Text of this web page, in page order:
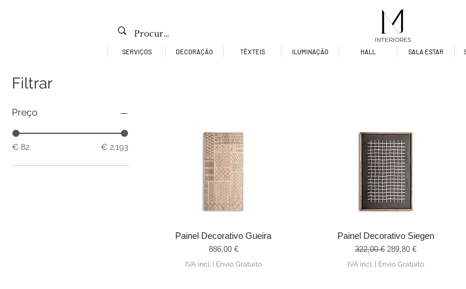
INTERIORES
SERVIÇOS DECORAÇÃO TÊXTEIS ILUMINAÇÃO HALL SALA ESTAR
Filtrar
Preço
€ 82 € 2.193
Visualização rápida
Painel Decorativo Gueira
Preço
886,00 €
IVA incl.| Envio Gratuito
Visualização rápida
Painel Decorativo Siegen
Preço normal
322,00 € Preço promocional
289,80 €
IVA incl. Envio Gratuito